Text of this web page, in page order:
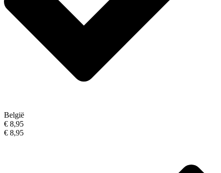
België
€ 8,95
€ 8,95